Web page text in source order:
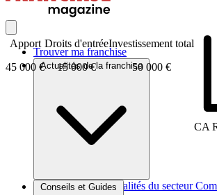
Trouver ma franchise
Actualités de la franchise
Brèves et actus Actualités du secteur
Conseils et Guides
Apport
45 000 €
Droits d'entrée
15 000 €
Investissement total
50 000 €
CA